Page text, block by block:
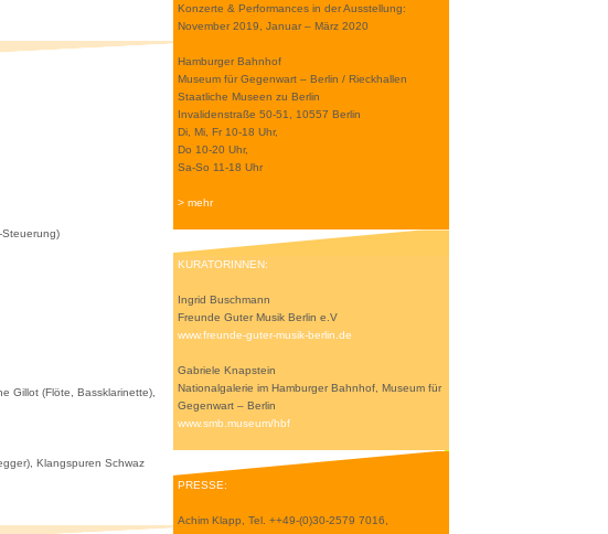
Steuerung)
Gillot (Flöte, Bassklarinette),
Klangspuren Schwaz
Konzerte & Performances in der Ausstellung:
November 2019, Januar – März 2020
Hamburger Bahnhof
Museum für Gegenwart – Berlin / Rieckhallen
Staatliche Museen zu Berlin
Invalidenstraße 50-51, 10557 Berlin
Di, Mi, Fr 10-18 Uhr,
Do 10-20 Uhr,
Sa-So 11-18 Uhr
> mehr
KURATORINNEN:
Ingrid Buschmann
Freunde Guter Musik Berlin e.V
www.freunde-guter-musik-berlin.de
Gabriele Knapstein
Nationalgalerie im Hamburger Bahnhof, Museum für
Gegenwart – Berlin
www.smb.museum/hbf
PRESSE:
Achim Klapp, Tel. ++49-(0)30-2579 7016,